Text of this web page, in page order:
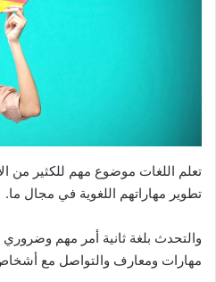
تعلم اللغات موضوع مهم للكثير من
تطوير مهاراتهم اللغوية في مجال ما.
والتحدث بلغة ثانية أمر مهم وضروري
مهارات ومعارف والتواصل مع